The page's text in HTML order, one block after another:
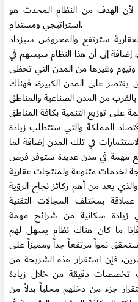
الهدف من النظام المحدث هو
استراتيجي ومستدام.
سترتفع والمعروض سيزداد
إلى أن هذا النظام سيسهم في
ونيوم وغيرها من المدن التي تحظى
يقتصر على المدن الكبيرة، فهناك
من المدن الصناعية والمناطق
على توزيع التنمية بكافة المناطق
المملكة والتي ستتطلب زيادة
في تلك المدن إضافة لما
مهمة في مدن عديدة ستوفر فرص
يعد من أهم ركائز نجاح الرؤية
بمختلف المجالات التقنية
زيادة سكانية من شرائح مهمة
ما كان هناك نظام يسهل لهم
نمواً مرتفعاً جداً ومميزاً على
فإن استقرار هذه الشريحة من
تخصصات دقيقة من خلال زيادة
جزء من دخلهم محلياً بدلاً من